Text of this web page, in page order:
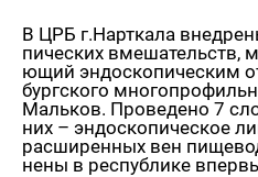
В ЦРБ г.Нарт­ка­ла
пи­че­ских вме­ша­тельств,
ю­щий эн­до­ско­пи­че­ским
бург­ско­го
Маль­ков. Про­ве­де­но 7
них – эн­до­ско­пи­че­ское
рас­ши­рен­ных вен
не­ны в рес­пуб­ли­ке